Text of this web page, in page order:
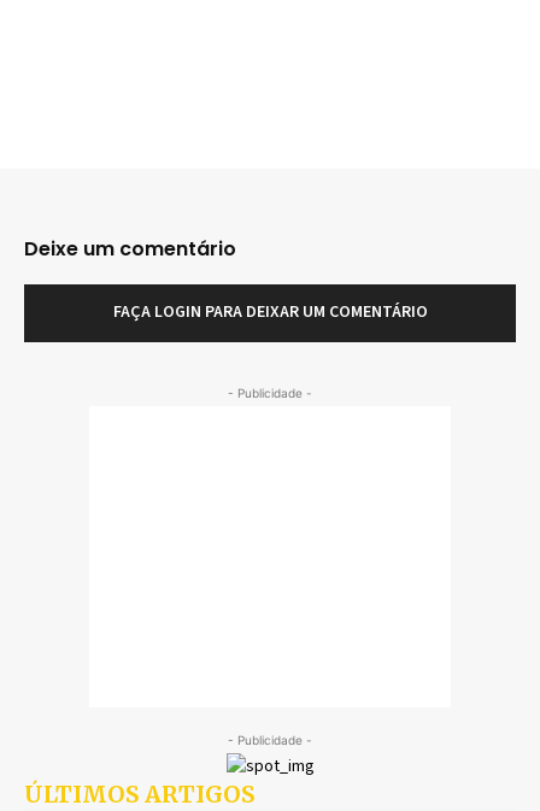
Deixe um comentário
FAÇA LOGIN PARA DEIXAR UM COMENTÁRIO
- Publicidade -
- Publicidade -
ÚLTIMOS ARTIGOS